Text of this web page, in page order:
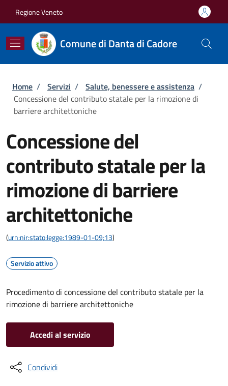
Regione Veneto
Comune di Danta di Cadore
Briciole di pane
Home / Servizi / Salute, benessere e assistenza /
Concessione del contributo statale per la rimozione di
barriere architettoniche
Concessione del
contributo statale per la
rimozione di barriere
architettoniche
(urn:nir:stato:legge:1989-01-09;13)
Servizio attivo
Procedimento di concessione del contributo statale per la
rimozione di barriere architettoniche
Accedi al servizio
Condividi